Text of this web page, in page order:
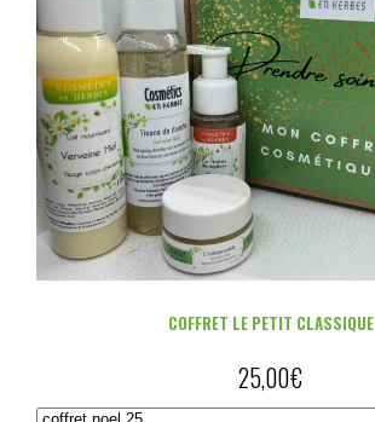
COFFRET LE PETIT CLASSIQUE
25,00€